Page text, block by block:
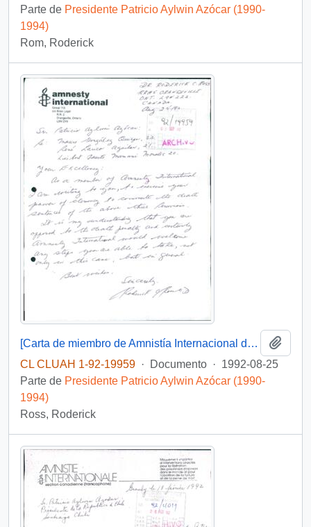
Parte de Presidente Patricio Aylwin Azócar (1990-
1994)
Rom, Roderick
[Carta de miembro de Amnistía Internacional dirigida al Presidente Patricio Aylwin, referente a pena de muerte]
CL CLUAH 1-92-19959 · Documento · 1992-08-25
Parte de Presidente Patricio Aylwin Azócar (1990-
1994)
Ross, Roderick